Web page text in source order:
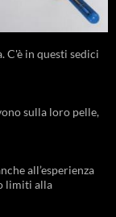
C'è in questi sedici
sulla loro pelle,
all’esperienza
limiti alla